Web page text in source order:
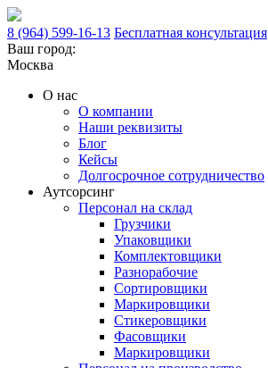
8 (964) 599-16-13 Бесплатная консультация
Ваш город:
Москва
О нас
О компании
Наши реквизиты
Блог
Кейсы
Долгосрочное сотрудничество
Аутсорсинг
Персонал на склад
Грузчики
Упаковщики
Комплектовщики
Разнорабочие
Сортировщики
Маркировщики
Стикеровщики
Фасовщики
Маркировщики